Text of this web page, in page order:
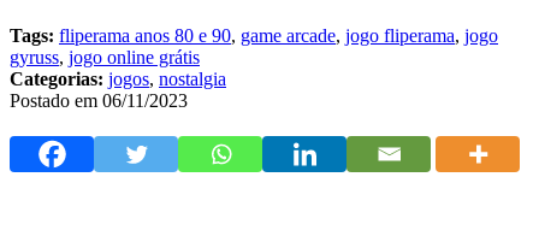
Tags: fliperama anos 80 e 90, game arcade, jogo fliperama, jogo
gyruss, jogo online grátis
Categorias: jogos, nostalgia
Postado em 06/11/2023